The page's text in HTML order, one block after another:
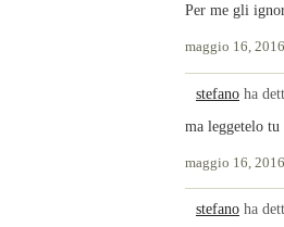
Per me gli
maggio 16,
stefano ha
ma leggetelo
maggio 16,
stefano ha